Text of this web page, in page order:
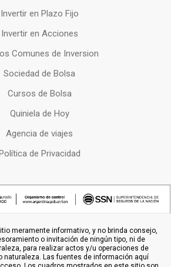
Invertir en Plazo Fijo
Invertir en Acciones
Comunes de Inversion
Sociedad de Bolsa
Cursos de Bolsa
Quiniela de Hoy
Agencia de viajes
de Privacidad
meramente informativo, y no brinda consejo,
o invitación de ningún tipo, ni de
para realizar actos y/u operaciones de
naturaleza. Las fuentes de información aquí